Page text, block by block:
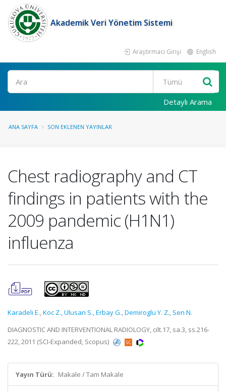
Akademik Veri Yönetim Sistemi
Araştırmacı Girişi English
Ara
Detaylı Arama
ANA SAYFA SON EKLENEN YAYINLAR
Chest radiography and CT
findings in patients with the
2009 pandemic (H1N1)
influenza
Karadeli E.,Koc Z.,Ulusan S.,Erbay G.,Demiroglu Y. Z., Sen N.
DIAGNOSTIC AND INTERVENTIONAL RADIOLOGY, cilt.17, sa.3, ss.216-
222, 2011 (SCI-Expanded, Scopus)
Yayın Türü: Makale / Tam Makale